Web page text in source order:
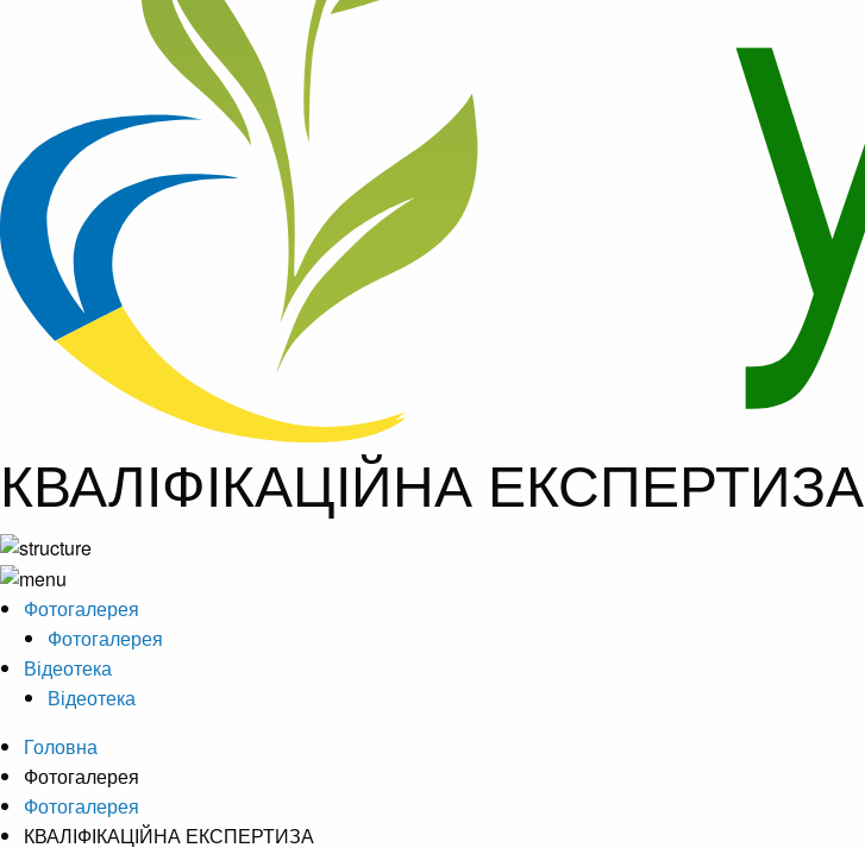
КВАЛІФІКАЦІЙНА ЕКСПЕРТИЗА
Фотогалерея
Фотогалерея
Відеотека
Відеотека
Головна
Фотогалерея
Фотогалерея
КВАЛІФІКАЦІЙНА ЕКСПЕРТИЗА